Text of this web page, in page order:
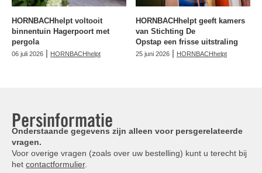
HORNBACHhelpt voltooit
binnentuin Hagerpoort met
pergola
06 juli 2026 | HORNBACHhelpt
HORNBACHhelpt geeft kamers
van Stichting De
Opstap een frisse uitstraling
25 juni 2026 | HORNBACHhelpt
Persinformatie
Onderstaande gegevens zijn alleen voor persgerelateerde
vragen.
Voor overige vragen (zoals over uw bestelling) kunt u terecht bij
het contactformulier.